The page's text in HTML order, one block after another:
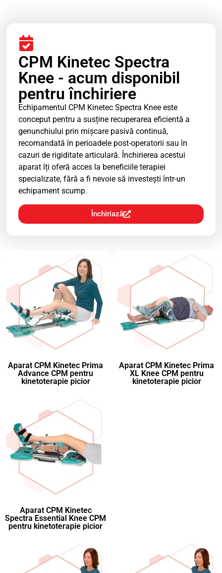
CPM Kinetec Spectra
Knee - acum disponibil
pentru închiriere
Echipamentul CPM Kinetec Spectra Knee este
conceput pentru a susține recuperarea eficientă a
genunchiului prin mișcare pasivă continuă,
recomandată în perioadele post-operatorii sau în
cazuri de rigiditate articulară. Închirierea acestui
aparat îți oferă acces la beneficiile terapiei
specializate, fără a fi nevoie să investești într-un
echipament scump.
Închiriază
Aparat CPM Kinetec Prima
Advance CPM pentru
kinetoterapie picior
Aparat CPM Kinetec Prima
XL Knee CPM pentru
kinetoterapie picior
Aparat CPM Kinetec
Spectra Essential Knee CPM
pentru kinetoterapie picior